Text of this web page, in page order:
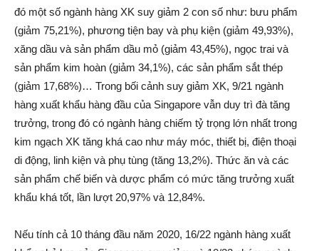
đó một số ngành hàng XK suy giảm 2 con số như: bưu phẩm
(giảm 75,21%), phương tiện bay và phụ kiện (giảm 49,93%),
xăng dầu và sản phẩm dầu mỏ (giảm 43,45%), ngọc trai và
sản phẩm kim hoàn (giảm 34,1%), các sản phẩm sắt thép
(giảm 17,68%)… Trong bối cảnh suy giảm XK, 9/21 ngành
hàng xuất khẩu hàng đầu của Singapore vẫn duy trì đà tăng
trưởng, trong đó có ngành hàng chiếm tỷ trọng lớn nhất trong
kim ngạch XK tăng khá cao như máy móc, thiết bị, điện thoại
di động, linh kiện và phụ tùng (tăng 13,2%). Thức ăn và các
sản phẩm chế biến và dược phẩm có mức tăng trưởng xuất
khẩu khá tốt, lần lượt 20,97% và 12,84%.
Nếu tính cả 10 tháng đầu năm 2020, 16/22 ngành hàng xuất